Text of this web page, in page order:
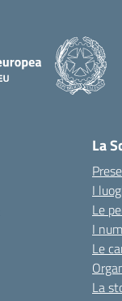
La
I
Le
I
Le
La